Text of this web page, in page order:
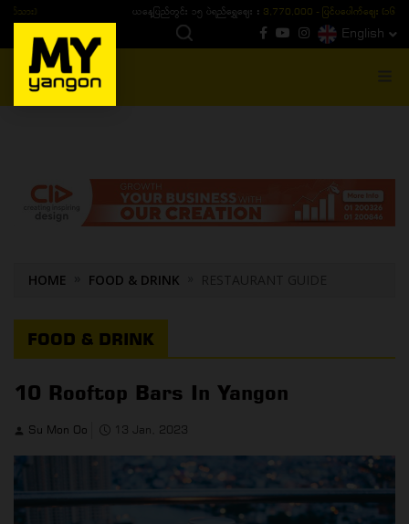
ယနေ့ပြည်တွင်း ၁၅ ပဲရည်ရွှေဈေး :3,770,000 - ပြင်ပပေါက်စျေး (၁၆ ပဲရည် တစ်ကျပ်
English
MENU
HOME FOOD & DRINK RESTAURANT GUIDE
FOOD & DRINK
10 Rooftop Bars In Yangon
Su Mon Oo 13 Jan, 2023